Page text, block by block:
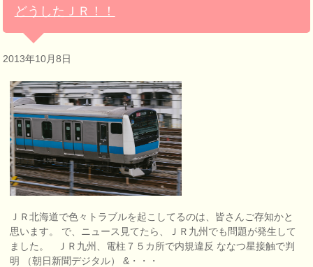
どうしたＪＲ！！
2013年10月8日
ＪＲ北海道で色々トラブルを起こしてるのは、皆さんご存知かと
思います。 で、ニュース見てたら、ＪＲ九州でも問題が発生して
ました。 ＪＲ九州、電柱７５カ所で内規違反 ななつ星接触で判
明 （朝日新聞デジタル） &・・・